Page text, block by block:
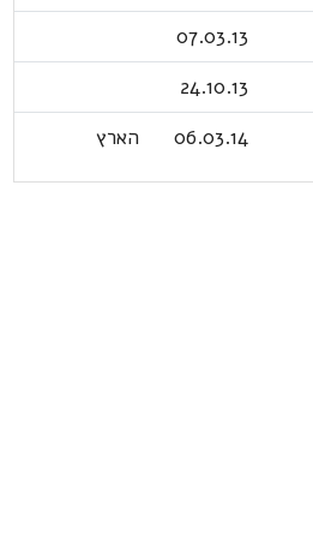
07.03.13
24.10.13
06.03.14 הארץ